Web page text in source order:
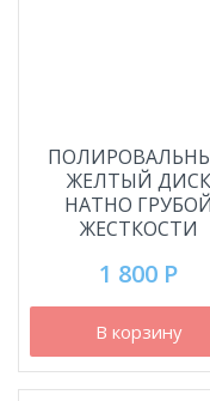
ЖЕЛТЫЙ ДИСК
HATHO ГРУБОЙ
ЖЕСТКОСТИ
1 800 Р
В корзину